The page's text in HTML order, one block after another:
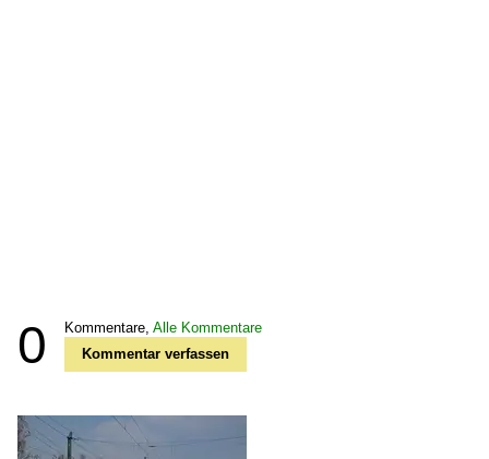
0 Kommentare, Alle Kommentare
Kommentar verfassen